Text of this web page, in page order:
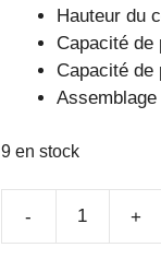
Hauteur du
Capacité de
Capacité de
9 en stock